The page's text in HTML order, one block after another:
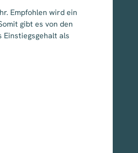
Empfohlen wird ein
gibt es von den
Einstiegsgehalt als